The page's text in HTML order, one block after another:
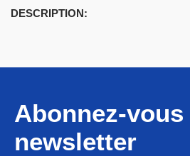
DESCRIPTION:
Abonnez-
newsletter